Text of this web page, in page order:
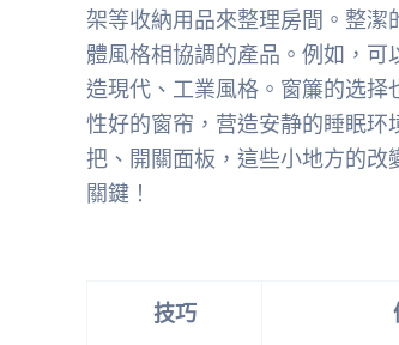
架等收納用品來整理房間。整
體風格相協調的產品。例如，
造現代、工業風格。窗簾的选
性好的窗帘，营造安静的睡眠环
把、開關面板，這些小地方的
關鍵！
技巧